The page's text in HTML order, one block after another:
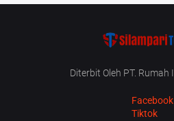
Diterbit Oleh PT.
Facebook
Tiktok